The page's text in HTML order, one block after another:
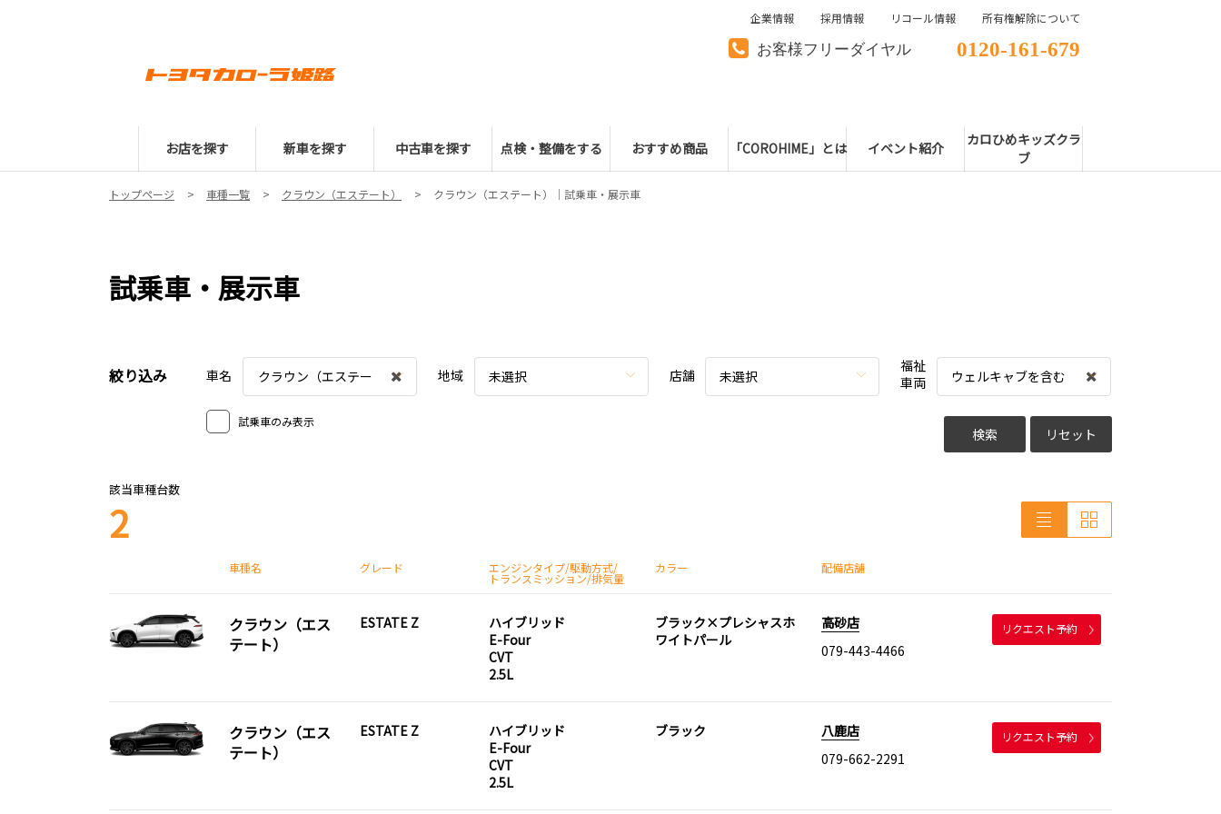
お客様フリーダイヤル 0120-161-679
お店を探す 新車を探す 中古車を探す 点検・整備をする おすすめ商品 「COROHIME」とは イベント紹介
カロひめキッズクラ
ブ
企業情報 採用情報 リコール情報 所有権解除について
トップページ 車種一覧 クラウン（エステート） クラウン（エステート）｜試乗車・展示車
試乗車・展示車
絞り込み 車名
クラウン（エステー
ト）
地域 未選択 店舗 未選択
福祉
車両
ウェルキャブを含む
試乗車のみ表示
検索 リセット
該当車種台数
2
車種名 グレード エンジンタイプ/駆動方式/
トランスミッション/排気量
カラー 配備店舗
クラウン（エス
テート）
ESTATE Z
ハイブリッド
E-Four
CVT
2.5L
ブラック×プレシャスホ
ワイトパール
高砂店
079-443-4466
リクエスト予約
クラウン（エス
テート）
ESTATE Z
ハイブリッド
E-Four
CVT
2.5L
ブラック
八鹿店
079-662-2291
リクエスト予約